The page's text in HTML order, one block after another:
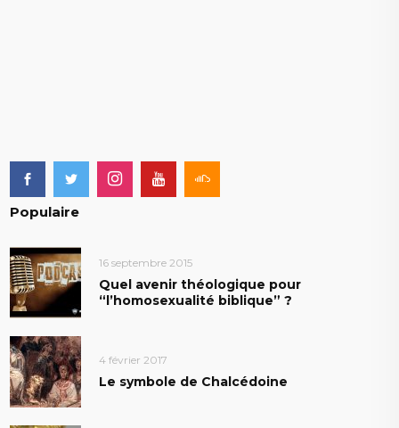
Populaire
16 septembre 2015
Quel avenir théologique pour
“l’homosexualité biblique” ?
4 février 2017
Le symbole de Chalcédoine